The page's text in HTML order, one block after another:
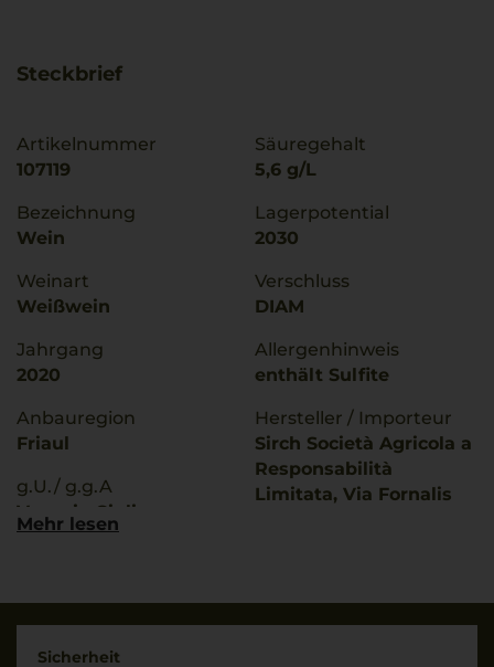
Steckbrief
Artikelnummer
107119
Bezeichnung
Wein
Weinart
Weißwein
Jahrgang
2020
Anbauregion
Friaul
g.U./ g.g.A
Venezia Giulia
Trinktemperatur
8 °C
Säuregehalt
5,6 g/L
Lagerpotential
2030
Verschluss
DIAM
Allergenhinweis
enthält Sulfite
Hersteller / Importeur
Sirch Società Agricola a
Responsabilità
Limitata, Via Fornalis
Mehr lesen
Sicherheit